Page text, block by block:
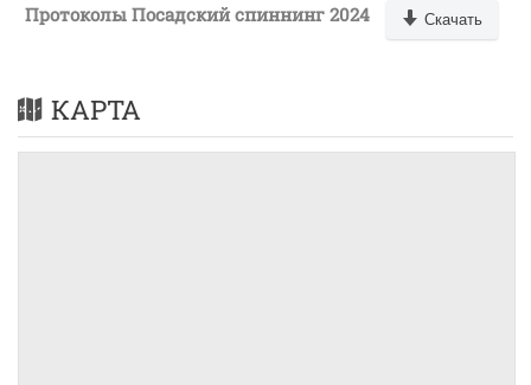
Протоколы Посадский спиннинг 2024 Скачать
КАРТА